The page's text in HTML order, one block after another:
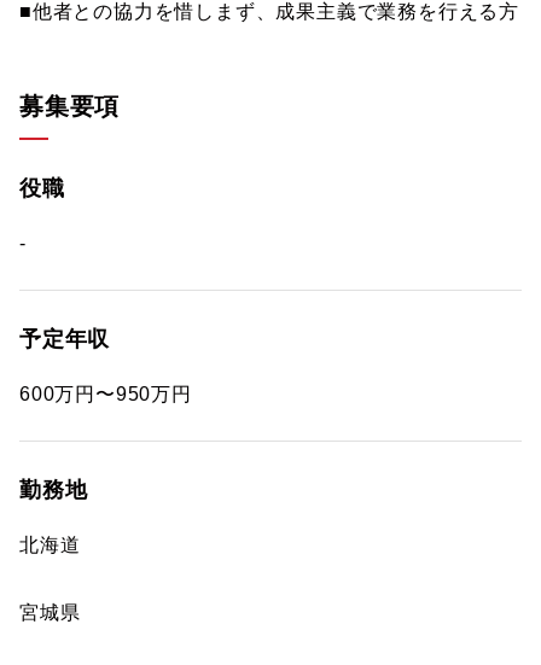
■他者との協力を惜しまず、成果主義で業務を行える方
募集要項
役職
-
予定年収
600万円〜950万円
勤務地
北海道
宮城県